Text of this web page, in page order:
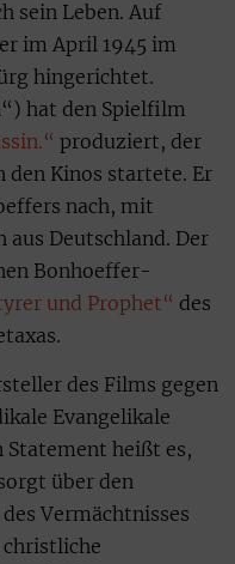
sein Leben. Auf
im April 1945 im
hingerichtet.
hat den Spielfilm
produziert, der
den Kinos startete. Er
nach, mit
aus Deutschland. Der
Bonhoeffer-
und Prophet“ des
des Films gegen
Evangelikale
heißt es,
über den
Vermächtnisses